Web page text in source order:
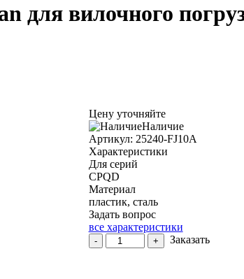
для вилочного
Цену уточняйте
Наличие
Aртикул: 25240-FJ10A
Характеристики
Для серий
CPQD
Материал
пластик, сталь
Задать вопрос
все характеристики
-
Количество
товара
+ Заказать